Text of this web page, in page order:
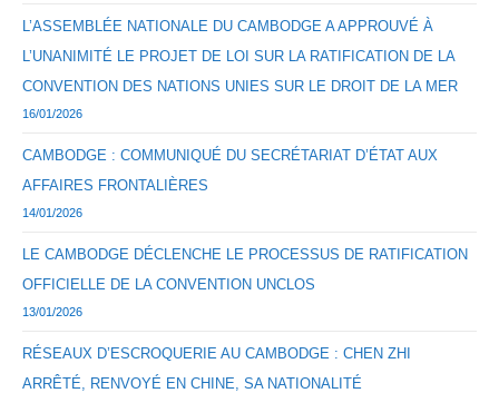
L’ASSEMBLÉE NATIONALE DU CAMBODGE A APPROUVÉ À
L’UNANIMITÉ LE PROJET DE LOI SUR LA RATIFICATION DE LA
CONVENTION DES NATIONS UNIES SUR LE DROIT DE LA MER
16/01/2026
CAMBODGE : COMMUNIQUÉ DU SECRÉTARIAT D’ÉTAT AUX
AFFAIRES FRONTALIÈRES
14/01/2026
LE CAMBODGE DÉCLENCHE LE PROCESSUS DE RATIFICATION
OFFICIELLE DE LA CONVENTION UNCLOS
13/01/2026
RÉSEAUX D’ESCROQUERIE AU CAMBODGE : CHEN ZHI
ARRÊTÉ, RENVOYÉ EN CHINE, SA NATIONALITÉ